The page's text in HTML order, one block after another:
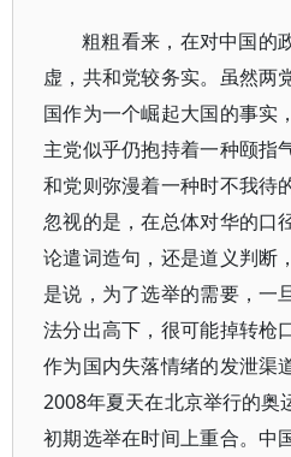
粗粗看来，在对中国的
虚，共和党较务实。虽然两
国作为一个崛起大国的事实
主党似乎仍抱持着一种颐指
和党则弥漫着一种时不我待
忽视的是，在总体对华的口
论遣词造句，还是道义判断
是说，为了选举的需要，一
法分出高下，很可能掉转枪
作为国内失落情绪的发泄渠
2008年夏天在北京举行的奥
初期选举在时间上重合。中